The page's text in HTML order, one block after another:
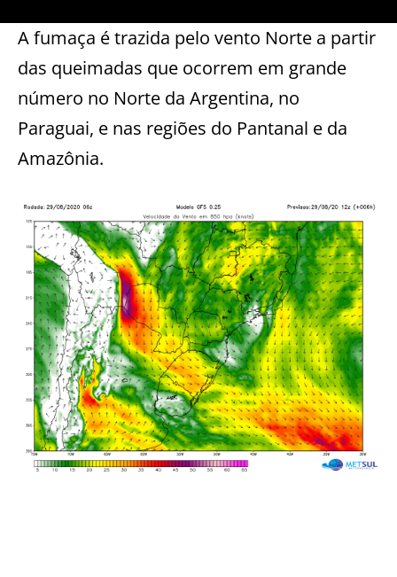
A fumaça é trazida pelo vento Norte a partir
das queimadas que ocorrem em grande
número no Norte da Argentina, no
Paraguai, e nas regiões do Pantanal e da
Amazônia.